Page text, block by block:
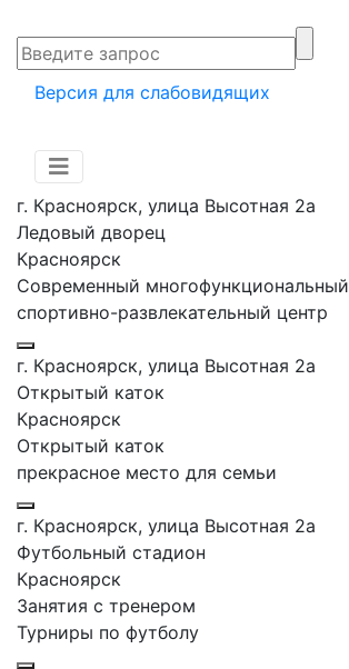
Версия для слабовидящих
г. Красноярск, улица Высотная 2a
Ледовый дворец
Красноярск
Современный многофункциональный
спортивно-развлекательный центр
г. Красноярск, улица Высотная 2a
Открытый каток
Красноярск
Открытый каток
прекрасное место для семьи
г. Красноярск, улица Высотная 2a
Футбольный стадион
Красноярск
Занятия с тренером
Турниры по футболу